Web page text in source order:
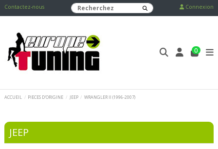
Contactez-nous Connexion
0
ACCUEIL PIECES D'ORIGINE JEEP WRANGLER II (1996-2007)
JEEP